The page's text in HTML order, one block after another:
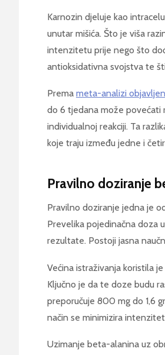
Karnozin djeluje kao
unutar mišića. Što je viša
intenzitetu prije nego što
antioksidativna svojstva te
Prema meta-analizi
do 6 tjedana može povećati
individualnoj reakciji. Ta
koje traju između jedne i
Pravilno doziranje
Pravilno doziranje jedna je
Prevelika pojedinačna doza
rezultate. Postoji jasna
Većina istraživanja koristila
Ključno je da te doze budu
preporučuje 800 mg do 1,6
način se minimizira
Uzimanje beta-alanina uz